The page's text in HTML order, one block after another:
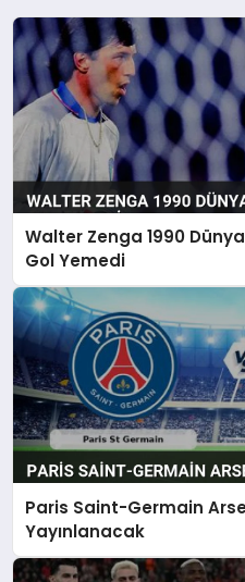
Walter Zenga 1990
Gol Yemedi
Paris Saint-Germain
Yayınlanacak